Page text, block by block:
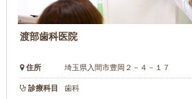
渡部歯科医院
住所 埼玉県入間市豊岡２－４－１７
診療科目 歯科